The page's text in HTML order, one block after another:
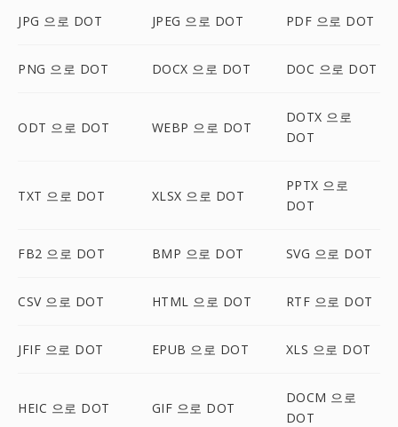
JPG 으로 DOT JPEG 으로 DOT PDF 으로 DOT
PNG 으로 DOT DOCX 으로 DOT DOC 으로 DOT
ODT 으로 DOT WEBP 으로 DOT
DOTX 으로
DOT
TXT 으로 DOT XLSX 으로 DOT
PPTX 으로
DOT
FB2 으로 DOT BMP 으로 DOT SVG 으로 DOT
CSV 으로 DOT HTML 으로 DOT RTF 으로 DOT
JFIF 으로 DOT EPUB 으로 DOT XLS 으로 DOT
HEIC 으로 DOT GIF 으로 DOT
DOCM 으로
DOT